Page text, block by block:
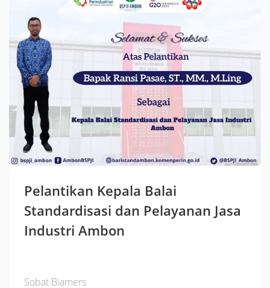
Pelantikan Kepala Balai
Standardisasi dan Pelayanan Jasa
Industri Ambon
Sobat Biamers